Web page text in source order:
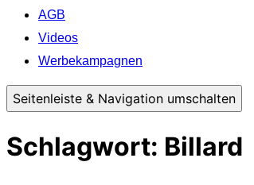
AGB
Videos
Werbekampagnen
Seitenleiste & Navigation umschalten
Schlagwort: Billard